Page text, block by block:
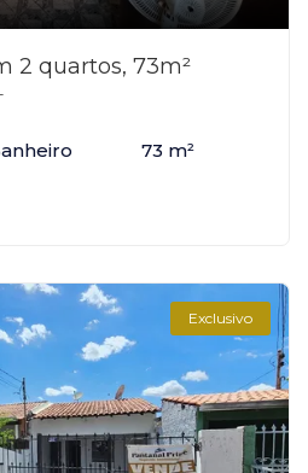
2 quartos, 73m²
73 m²
Exclusivo